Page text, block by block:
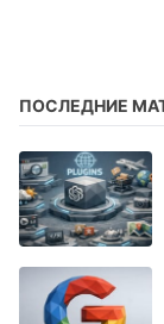
ПОСЛЕДНИЕ